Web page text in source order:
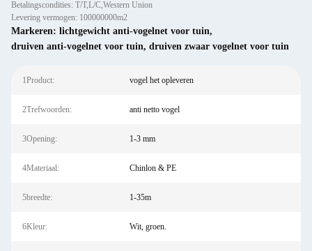
Betalingscondities: T/T,L/C,Western Union
Levering vermogen: 100000000m2
Markeren: lichtgewicht anti-vogelnet voor tuin,
druiven anti-vogelnet voor tuin, druiven zwaar vogelnet voor tuin
1Product: vogel het opleveren
2Trefwoorden: anti netto vogel
3Opening: 1-3 mm
4Materiaal: Chinlon & PE
5breedte: 1-35m
6Kleur: Wit, groen.